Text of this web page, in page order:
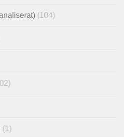
(104)
(1)